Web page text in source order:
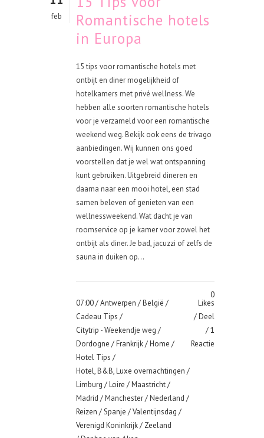
feb
Romantische hotels
in Europa
15 tips voor romantische hotels met
ontbijt en diner mogelijkheid of
hotelkamers met privé wellness. We
hebben alle soorten romantische hotels
voor je verzameld voor een romantische
weekend weg. Bekijk ook eens de trivago
aanbiedingen. Wij kunnen ons goed
voorstellen dat je wel wat ontspanning
kunt gebruiken. Uitgebreid dineren en
daarna naar een mooi hotel, een stad
samen beleven of genieten van een
wellnessweekend. Wat dacht je van
roomservice op je kamer voor zowel het
ontbijt als diner. Je bad, jacuzzi of zelfs de
sauna in duiken op...
07:00 /Antwerpen /België /
Cadeau Tips /
Citytrip - Weekendje weg /
Dordogne /Frankrijk/Home /
Hotel Tips /
Hotel, B&B, Luxe overnachtingen /
Limburg /Loire /Maastricht/
Madrid /Manchester/Nederland /
Reizen /Spanje /Valentijnsdag /
Verenigd Koninkrijk/ Zeeland
0
Likes
Deel
1
Reactie